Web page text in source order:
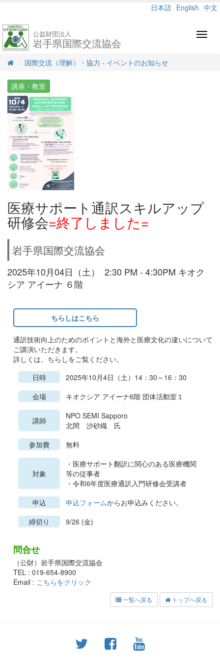
日本語 English 中文
公益財団法人
岩手県国際交流協会
国際交流（理解）・協力 - イベントのお知らせ
講座・教室
医療サポート通訳スキルアップ
研修会=終了しました=
岩手県国際交流協会
2025年10月04日（土） 2:30 PM - 4:30PM キオク
シア アイーナ ６階
ちらしはこちら
通訳技術向上のためのポイントと海外と医療文化の違いについて
ご講演いただきます。
詳しくは、ちらしをご覧ください。
日時
2025年10月4日（土）14：30～16：30
会場
キオクシア アイーナ6階 団体活動室１
講師
NPO SEMI Sapporo
北間 沙砂織 氏
参加費
無料
対象
・医療サポート翻訳に関心のある医療機関
等の従事者
・令和6年度医療通訳入門研修会受講者
申込
申込フォームからお申込みください。
締切り
9/26 (金)
問合せ
（公財）岩手県国際交流協会
TEL : 019-654-8900
Email : こちらをクリック
一覧へ戻る トップへ戻る